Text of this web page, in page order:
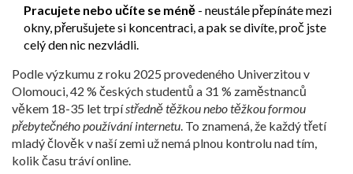
Pracujete nebo učíte se méně - neustále přepínáte mezi
okny, přerušujete si koncentraci, a pak se divíte, proč jste
celý den nic nezvládli.
Podle výzkumu z roku 2025 provedeného Univerzitou v
Olomouci, 42 % českých studentů a 31 % zaměstnanců
věkem 18-35 let trpístředně těžkou nebo těžkou formou
přebytečného používání internetu . To znamená, že každý třetí
mladý člověk v naší zemi už nemá plnou kontrolu nad tím,
kolik času tráví online.